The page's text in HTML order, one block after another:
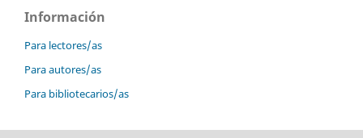
Información
Para lectores/as
Para autores/as
Para bibliotecarios/as